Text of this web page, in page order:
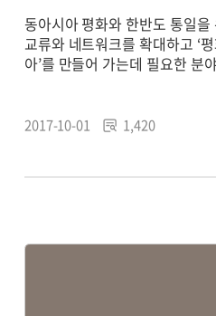
동아시아 평화와 한반도 통일
교류와 네트워크를 확대하고 ‘
아’를 만들어 가는데 필요한 분
2017~2018년에 연구 프로젝트
2017-10-01 1,420